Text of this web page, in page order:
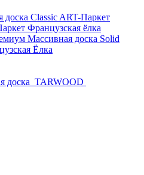
доска Classic ART-Паркет
Французская ёлка
Массивная доска Solid
Ёлка
доска TARWOOD